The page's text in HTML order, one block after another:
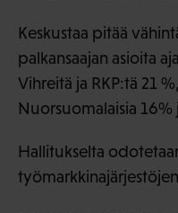
Keskustaa pitää
palkansaajan asioita
Vihreitä ja RKP:tä 21
Nuorsuomalaisia 16%
Hallitukselta
työmarkkinajärjestöjen